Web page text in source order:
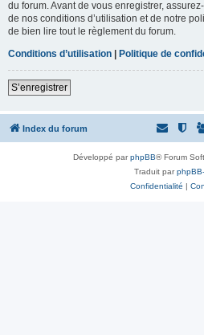
du forum. Avant de vous enregistrer,
de nos conditions d’utilisation et de notre
de bien lire tout le règlement du forum.
Conditions d’utilisation | Politique de
S’enregistrer
Index du forum
Développé parphpBB® Forum
Traduit par
Confidentialité |